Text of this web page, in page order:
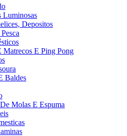
Luminosas
Depositos
Matrecos E Ping Pong
Baldes
Molas E Espuma